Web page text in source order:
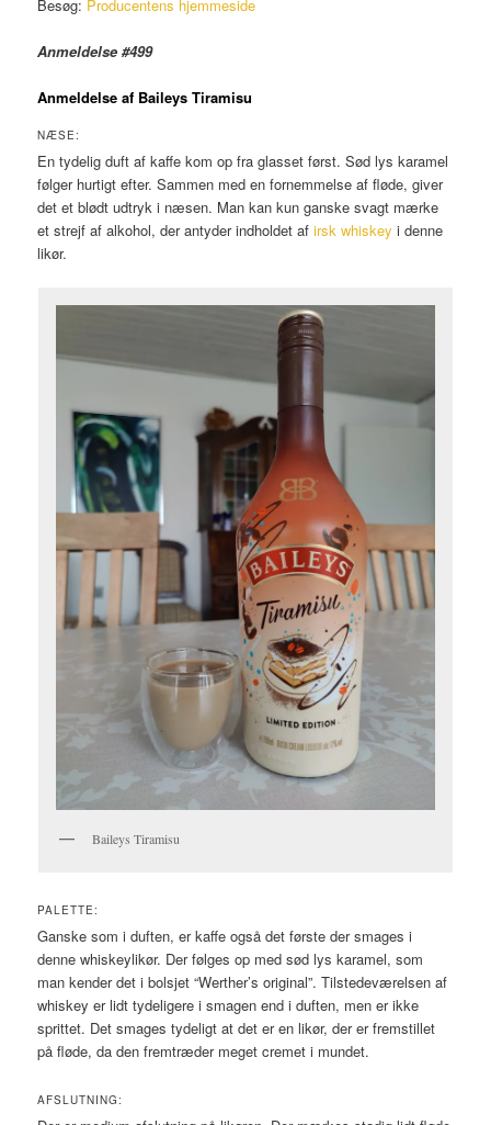
Besøg: Producentens hjemmeside
Anmeldelse #499
Anmeldelse af Baileys Tiramisu
NÆSE:
En tydelig duft af kaffe kom op fra glasset først. Sød lys karamel
følger hurtigt efter. Sammen med en fornemmelse af fløde, giver
det et blødt udtryk i næsen. Man kan kun ganske svagt mærke
et strejf af alkohol, der antyder indholdet afirsk whiskey i denne
likør.
Baileys Tiramisu
PALETTE:
Ganske som i duften, er kaffe også det første der smages i
denne whiskeylikør. Der følges op med sød lys karamel, som
man kender det i bolsjet “Werther’s original”. Tilstedeværelsen af
whiskey er lidt tydeligere i smagen end i duften, men er ikke
sprittet. Det smages tydeligt at det er en likør, der er fremstillet
på fløde, da den fremtræder meget cremet i mundet.
AFSLUTNING: